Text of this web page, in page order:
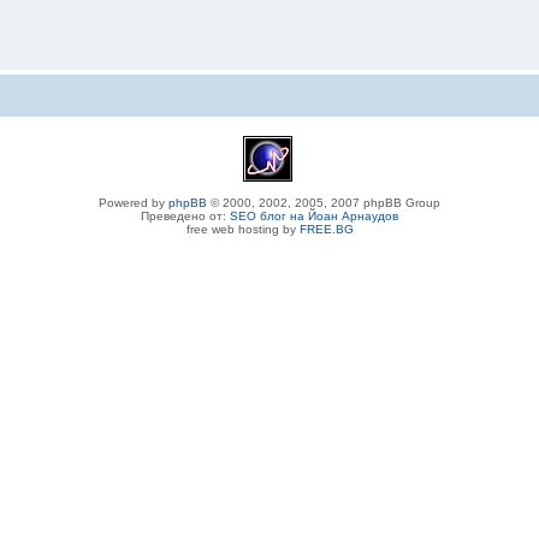
Powered by phpBB © 2000, 2002, 2005, 2007 phpBB Group
Преведено от: SEO блог на Йоан Арнаудов
free web hosting by FREE.BG